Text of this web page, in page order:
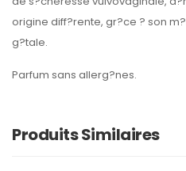
origine diff?rente, gr?ce ? son
g?tale.
Parfum sans allerg?nes.
Produits Similaires